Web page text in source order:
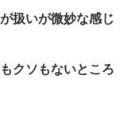
扱いが微妙な感じ
クソもないところ